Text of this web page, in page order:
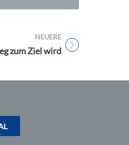
NEUERE
zum Ziel wird